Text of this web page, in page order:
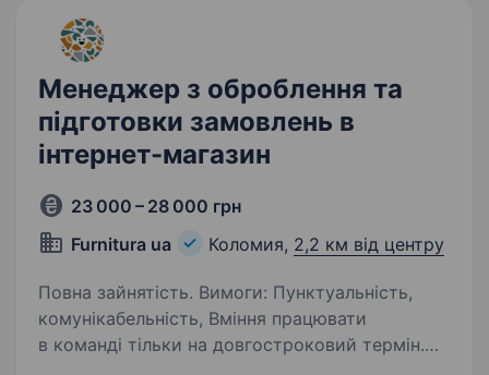
Менеджер з оброблення та
підготовки замовлень в
інтернет-магазин
23 000 – 28 000 грн
Furnitura ua
Коломия, 2,2 км від центру
Повна зайнятість. Вимоги: Пунктуальність,
комунікабельність, Вміння працювати
в команді тільки на довгостроковий термін.